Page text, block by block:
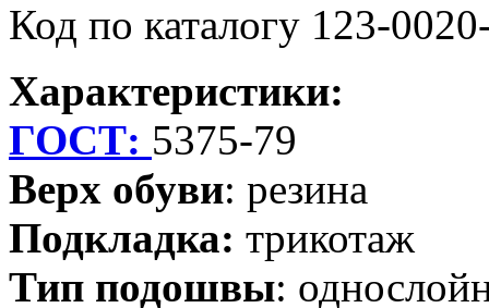
Код по каталогу 123-
Характеристики:
ГОСТ: 5375-79
Верх обуви: резина
Подкладка: трикотаж
Тип подошвы: